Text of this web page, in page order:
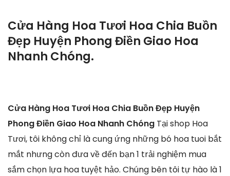
Cửa Hàng Hoa Tươi Hoa Chia Buồn
Đẹp Huyện Phong Điền Giao Hoa
Nhanh Chóng.
Cửa Hàng Hoa Tươi Hoa Chia Buồn Đẹp Huyện
Phong Điền Giao Hoa Nhanh Chóng Tại shop Hoa
Tươi, tôi không chỉ là cung ứng những bó hoa tuoi bắt
mắt nhưng còn đưa về đến bạn 1 trải nghiệm mua
sắm chọn lựa hoa tuyệt hảo. Chúng bên tôi tự hào là 1